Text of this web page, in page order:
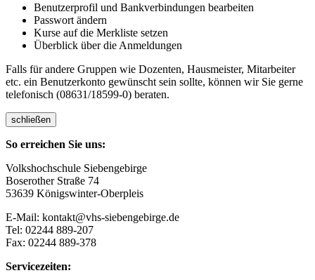
Benutzerprofil und Bankverbindungen bearbeiten
Passwort ändern
Kurse auf die Merkliste setzen
Überblick über die Anmeldungen
Falls für andere Gruppen wie Dozenten, Hausmeister, Mitarbeiter
etc. ein Benutzerkonto gewünscht sein sollte, können wir Sie gerne
telefonisch (08631/18599-0) beraten.
schließen
So erreichen Sie uns:
Volkshochschule Siebengebirge
Boserother Straße 74
53639 Königswinter-Oberpleis
E-Mail: kontakt@vhs-siebengebirge.de
Tel: 02244 889-207
Fax: 02244 889-378
Servicezeiten: